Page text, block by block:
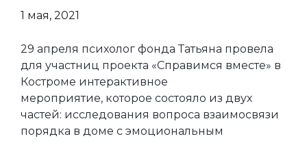
1 мая, 2021
29 апреля психолог фонда Татьяна провела
для участниц проекта «Справимся вместе» в
Костроме интерактивное
мероприятие, которое состояло из двух
частей: исследования вопроса взаимосвязи
порядка в доме с эмоциональным